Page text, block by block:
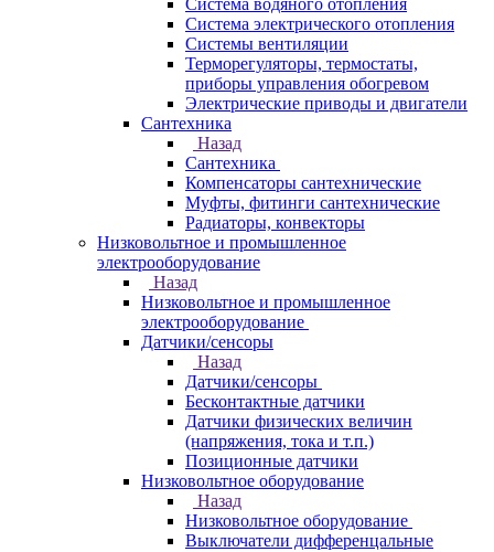
Система водяного отопления
Система электрического отопления
Системы вентиляции
Терморегуляторы, термостаты,
приборы управления обогревом
Электрические приводы и двигатели
Сантехника
Назад
Сантехника
Компенсаторы сантехнические
Муфты, фитинги сантехнические
Радиаторы, конвекторы
Низковольтное и промышленное
электрооборудование
Назад
Низковольтное и промышленное
электрооборудование
Датчики/сенсоры
Назад
Датчики/сенсоры
Бесконтактные датчики
Датчики физических величин
(напряжения, тока и т.п.)
Позиционные датчики
Низковольтное оборудование
Назад
Низковольтное оборудование
Выключатели дифференцальные